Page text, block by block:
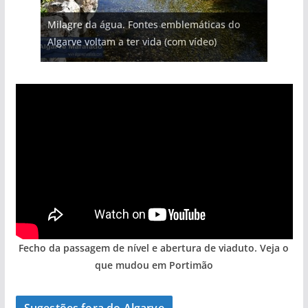
Milagre da água. Fontes emblemáticas do
Algarve voltam a ter vida (com vídeo)
Tapas do mar a 3 euros cada. Nova rota
gastronómica nasce no Algarve
Projeto milionário: investimento de 108
milhões de euros na construção de dois
hotéis (com vídeo)
Foto do dia: uma cidade algarvia que cresceu
entre redes e fábricas
Tempestades roubam areia de praias e põem
arribas em risco no Algarve (com vídeo)
Fecho da passagem de nível e abertura de viaduto. Veja o
que mudou em Portimão